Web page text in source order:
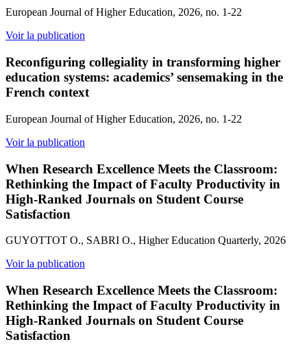
European Journal of Higher Education, 2026, no. 1-22
Voir la publication
Reconfiguring collegiality in transforming higher
education systems: academics’ sensemaking in the
French context
European Journal of Higher Education, 2026, no. 1-22
Voir la publication
When Research Excellence Meets the Classroom:
Rethinking the Impact of Faculty Productivity in
High-Ranked Journals on Student Course
Satisfaction
GUYOTTOT O., SABRI O., Higher Education Quarterly, 2026
Voir la publication
When Research Excellence Meets the Classroom:
Rethinking the Impact of Faculty Productivity in
High-Ranked Journals on Student Course
Satisfaction